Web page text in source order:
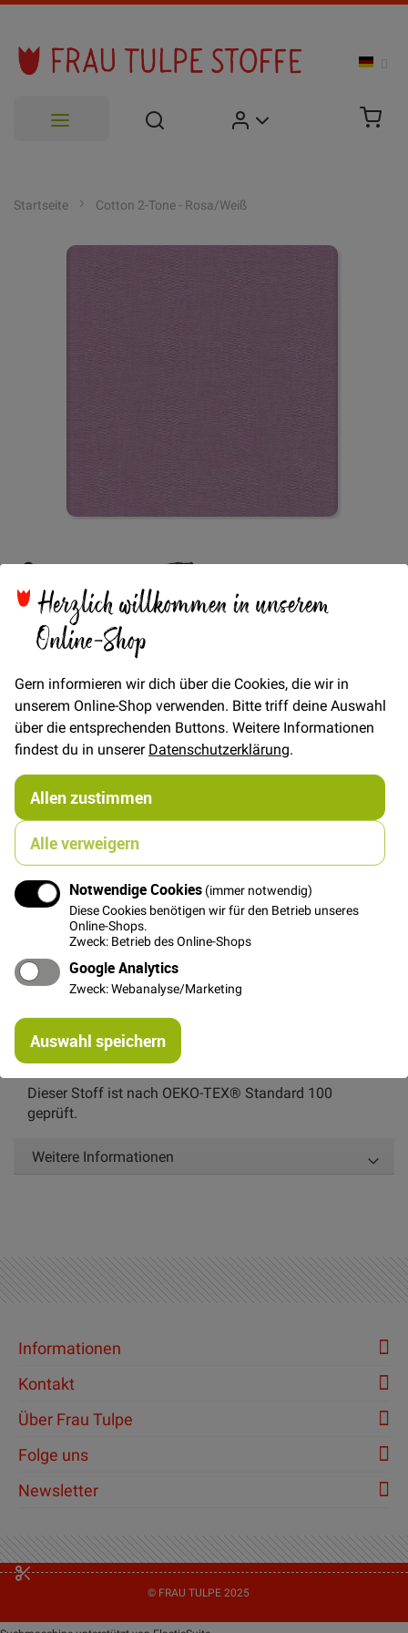
Herzlich willkommen in unserem
Online-Shop
Gern informieren wir dich über die Cookies, die wir in
unserem Online-Shop verwenden. Bitte triff deine Auswahl
über die entsprechenden Buttons. Weitere Informationen
findest du in unsererDatenschutzerklärung.
Allen zustimmen
Alle verweigern
Notwendige Cookies (immer notwendig)
Diese Cookies benötigen wir für den Betrieb unseres
Online-Shops.
Zweck: Betrieb des Online-Shops
Google Analytics
Zweck: Webanalyse/Marketing
Auswahl speichern
Startseite Cotton 2-Tone - Rosa/Weiß
der
Bildgalerie
springen
Cotton 2-Tone -
Rosa/Weiß
VerfügbarkeitAuf Lager
19,00 €
€/METER(Freie Eingabe)
Menge
In den Warenkorb
Details
Dieser wunderschöne, leicht fallende Uni Stoff von Stof
unterschiedliche Farben (Gelb und Blau) haben
changiert dieser Stoff leicht in seiner Oberfläche. Er ist
super geeignet für Bekleidung und für Patchwork.
Dieser Stoff ist nach OEKO-TEX® Standard 100
geprüft.
Weitere Informationen
Informationen
Kontakt
Über Frau Tulpe
Folge uns
Newsletter
© FRAU TULPE 2025